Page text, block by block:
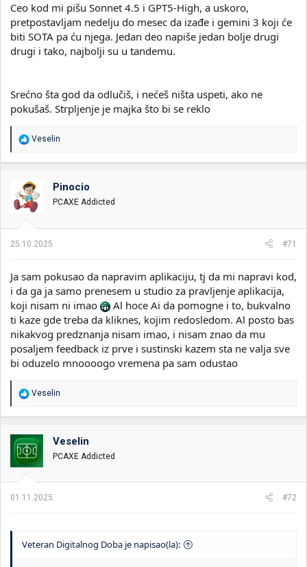
Ceo kod mi pišu Sonnet 4.5 i GPT5-High, a uskoro,
pretpostavljam nedelju do mesec da izađe i gemini 3 koji će
biti SOTA pa ću njega. Jedan deo napiše jedan bolje drugi
drugi i tako, najbolji su u tandemu.
Srećno šta god da odlučiš, i nećeš ništa uspeti, ako ne
pokušaš. Strpljenje je majka što bi se reklo
R
a
o
v
a
n
:
Veselin
Pinocio
PCAXE Addicted
25.10.2025. #71
Ja sam pokusao da napravim aplikaciju, tj da mi napravi kod,
i da ga ja samo prenesem u studio za pravljenje aplikacija,
koji nisam ni imao
Al hoce Ai da pomogne i to, bukvalno
ti kaze gde treba da kliknes, kojim redosledom. Al posto bas
nikakvog predznanja nisam imao, i nisam znao da mu
posaljem feedback iz prve i sustinski kazem sta ne valja sve
bi oduzelo mnoooogo vremena pa sam odustao
R
o
v
a
n
:
Veselin
Veselin
PCAXE Addicted
01.11.2025. #72
Veteran Digitalnog Doba je napisao(la):